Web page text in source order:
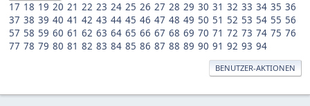
17 18 19 20 21 22 23 24 25 26 27 28 29 30 31 32 33 34 35 36
37 38 39 40 41 42 43 44 45 46 47 48 49 50 51 52 53 54 55 56
57 58 59 60 61 62 63 64 65 66 67 68 69 70 71 72 73 74 75 76
77 78 79 80 81 82 83 84 85 86 87 88 89 90 91 92 93 94
BENUTZER-AKTIONEN